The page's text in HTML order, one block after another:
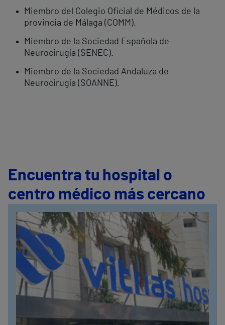
Miembro del Colegio Oficial de Médicos de la
provincia de Málaga (COMM).
Miembro de la Sociedad Española de
Neurocirugía (SENEC).
Miembro de la Sociedad Andaluza de
Neurocirugía (SOANNE).
Encuentra tu hospital o
centro médico más cercano